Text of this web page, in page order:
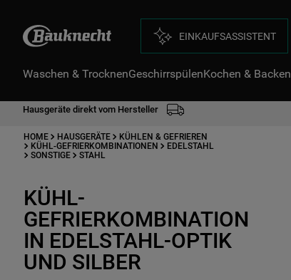
EINKAUFSASSISTENT
Waschen & TrocknenGeschirrspülenKochen & Backen
Hausgeräte direkt vom Hersteller
HOME HAUSGERÄTE
KÜHLEN & GEFRIEREN
KÜHL-GEFRIERKOMBINATIONEN
EDELSTAHL
SONSTIGE
STAHL
KÜHL-
GEFRIERKOMBINATION
IN EDELSTAHL-OPTIK
UND SILBER